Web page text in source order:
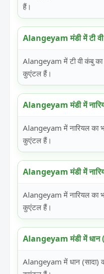
हैं।
Alangeyam मंडी में टी वी
Alangeyam में टी वी कंबु
कुएंटल हैं।
Alangeyam मंडी में
Alangeyam में नारियल का
कुएंटल हैं।
Alangeyam मंडी में
Alangeyam में नारियल का
कुएंटल हैं।
Alangeyam मंडी में धान
Alangeyam में धान (सादा)